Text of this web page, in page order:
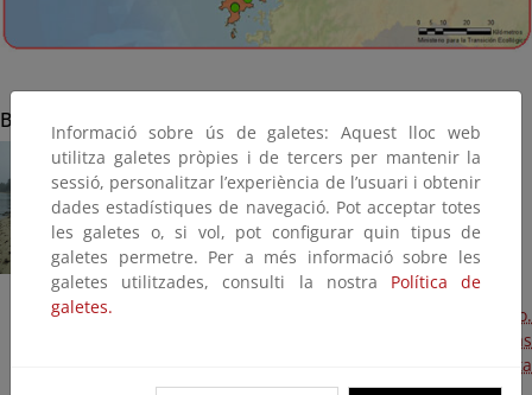
Boiro
Actuaciones de adaptación al cambio climático.
Estabilización de taludes y regeneración dunar en las
playas de Carragueiros y Ladeira (Plan PIMA Adapta
2015) (Terminada, 2016)
Informació sobre ús de galetes: Aquest lloc web
utilitza galetes pròpies i de tercers per mantenir la
sessió, personalitzar l’experiència de l’usuari i obtenir
dades estadístiques de navegació. Pot acceptar totes
les galetes o, si vol, pot configurar quin tipus de
galetes permetre. Per a més informació sobre les
galetes utilitzades, consulti la nostra Política de
galetes.